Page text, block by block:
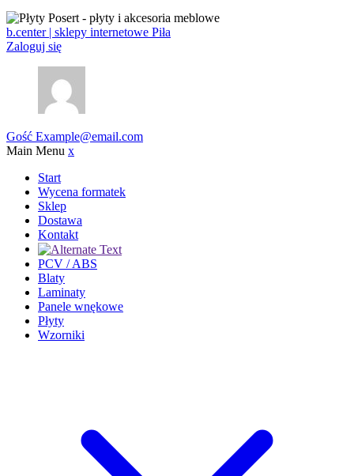
b.center | sklepy internetowe Piła
Zaloguj się
Gość Example@email.com
Main Menu x
Start
Wycena formatek
Sklep
Dostawa
Kontakt
PCV / ABS
Blaty
Laminaty
Panele wnękowe
Płyty
Wzorniki